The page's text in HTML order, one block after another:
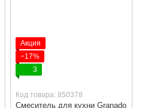
Акция
−17%
3
Код товара: 850378
Смеситель для кухни Granado